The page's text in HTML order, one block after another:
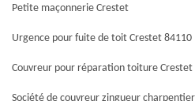
Petite maçonnerie Crestet
Urgence pour fuite de toit Crestet 84110
Couvreur pour réparation toiture Crestet
Société de couvreur zingueur